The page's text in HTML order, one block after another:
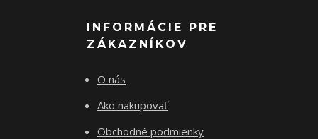
INFORMÁCIE PRE
ZÁKAZNÍKOV
O nás
Ako nakupovať
Obchodné podmienky